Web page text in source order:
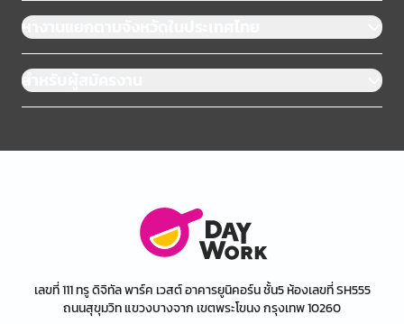
หางานแยกตามจังหวัดในประเทศไทย
สำหรับผู้สมัครงาน
เลขที่ 111 ทรู ดิจิทัล พาร์ค เวสต์ อาคารยูนิคอร์น ชั้น5 ห้องเลขที่ SH555
ถนนสุขุมวิท แขวงบางจาก เขตพระโขนง กรุงเทพ 10260